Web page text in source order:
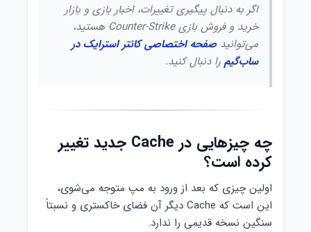
اگر به دنبال پیگیری تغییرات، اخبار بازی و بازار
خرید و فروش بازی Counter-Strike هستید،
می‌توانیدصفحه اختصاصی کانتر استرایک در
ساب‌گیمرا دنبال کنید.
چه چیزهایی در Cache جدید تغییر
کرده است؟
اولین چیزی که بعد از ورود به مپ متوجه می‌شوی،
این است که Cache دیگر آن فضای خاکستری و نسبتاً
سنگین نسخه قدیمی را ندارد.